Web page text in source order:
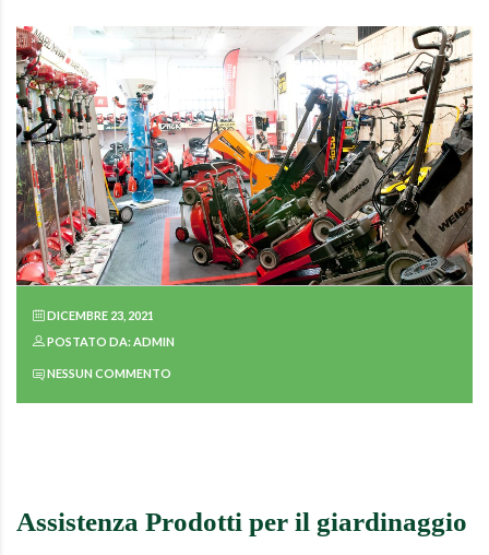
DICEMBRE 23, 2021
POSTATO DA: ADMIN
NESSUN COMMENTO
Assistenza Prodotti per il giardinaggio